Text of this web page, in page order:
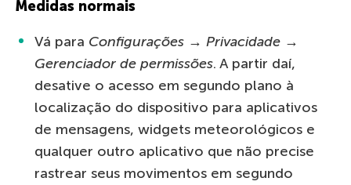
Medidas normais
Vá para Configurações → Privacidade →
Gerenciador de permissões. A partir daí,
desative o acesso em segundo plano à
localização do dispositivo para aplicativos
de mensagens, widgets meteorológicos e
qualquer outro aplicativo que não precise
rastrear seus movimentos em segundo